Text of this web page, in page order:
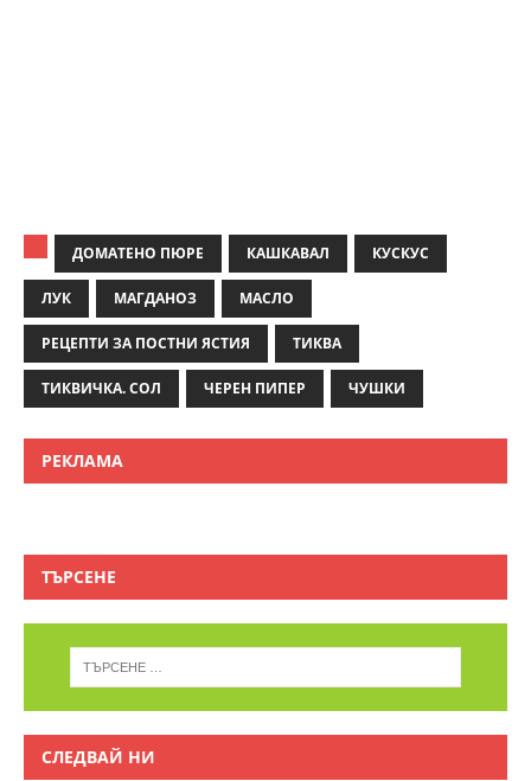
ДОМАТЕНО ПЮРЕ КАШКАВАЛ КУСКУС
ЛУК МАГДАНОЗ МАСЛО
РЕЦЕПТИ ЗА ПОСТНИ ЯСТИЯ ТИКВА
ТИКВИЧКА. СОЛ ЧЕРЕН ПИПЕР ЧУШКИ
РЕКЛАМА
ТЪРСЕНЕ
СЛЕДВАЙ НИ